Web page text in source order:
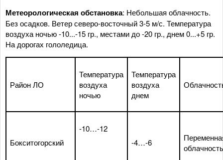
Метеорологическая обстановка: Небольшая облачность.
Без осадков. Ветер северо-восточный 3-5 м/с. Температура
воздуха ночью -10...-15 гр., местами до -20 гр., днем 0...+5 гр.
На дорогах гололедица.
Район ЛО
Температура
воздуха
ночью
Температура
воздуха
днем
Бокситогорский
-10…-12
-4…-6
облачность